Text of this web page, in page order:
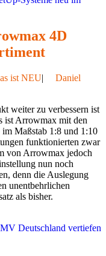
4D
ist NEU|
Daniel
weiter zu verbessern ist
ist Arrowmax mit den
Maßstab 1:8 und 1:10
funktionierten zwar
von Arrowmax jedoch
nun noch
denn die Auslegung
unentbehrlichen
als bisher.